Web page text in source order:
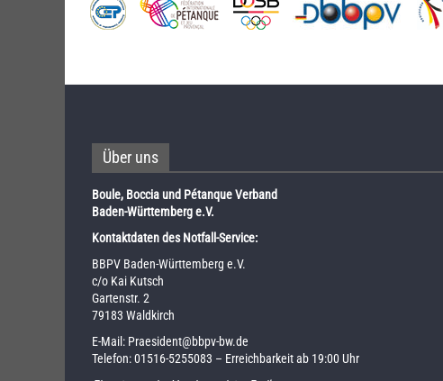
Über uns
Boule, Boccia und Pétanque Verband
Baden-Württemberg e.V.
Kontaktdaten des Notfall-Service:
BBPV Baden-Württemberg e.V.
c/o Kai Kutsch
Gartenstr. 2
79183 Waldkirch
E-Mail: Praesident@bbpv-bw.de
Telefon:01516-5255083 – Erreichbarkeit ab 19:00 Uhr